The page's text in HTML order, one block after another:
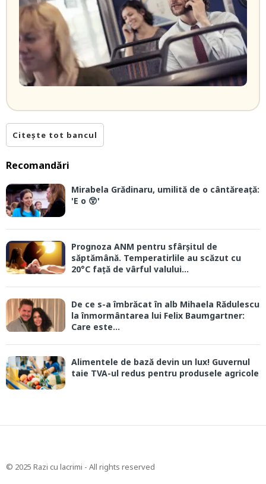
Citește tot bancul
Recomandări
Mirabela Grădinaru, umilită de o cântăreață:
'E o 😲'
Prognoza ANM pentru sfârșitul de
săptămână. Temperatirlile au scăzut cu
20°C față de vârful valului...
De ce s-a îmbrăcat în alb Mihaela Rădulescu
la înmormântarea lui Felix Baumgartner:
Care este...
Alimentele de bază devin un lux! Guvernul
taie TVA-ul redus pentru produsele agricole
© 2025 Razi cu lacrimi - All rights reserved